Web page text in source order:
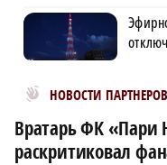
НОВОСТИ ПАРТНЕРОВ
Новости МирТесен
Вратарь ФК
раскритиковал